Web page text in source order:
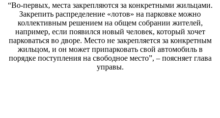
“Во-первых, места закрепляются за конкретными жильцами.
Закрепить распределение «лотов» на парковке можно
коллективным решением на общем собрании жителей,
например, если появился новый человек, который хочет
парковаться во дворе. Место не закрепляется за конкретным
жильцом, и он может припарковать свой автомобиль в
порядке поступления на свободное место”, – поясняет глава
управы.